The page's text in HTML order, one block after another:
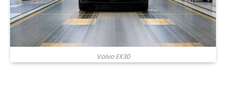
Volvo EX30